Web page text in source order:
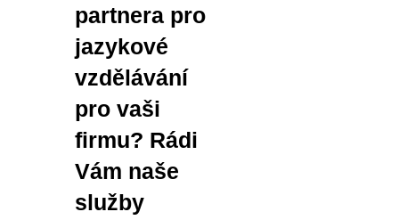
partnera pro
jazykové
vzdělávání
pro vaši
firmu? Rádi
Vám naše
služby